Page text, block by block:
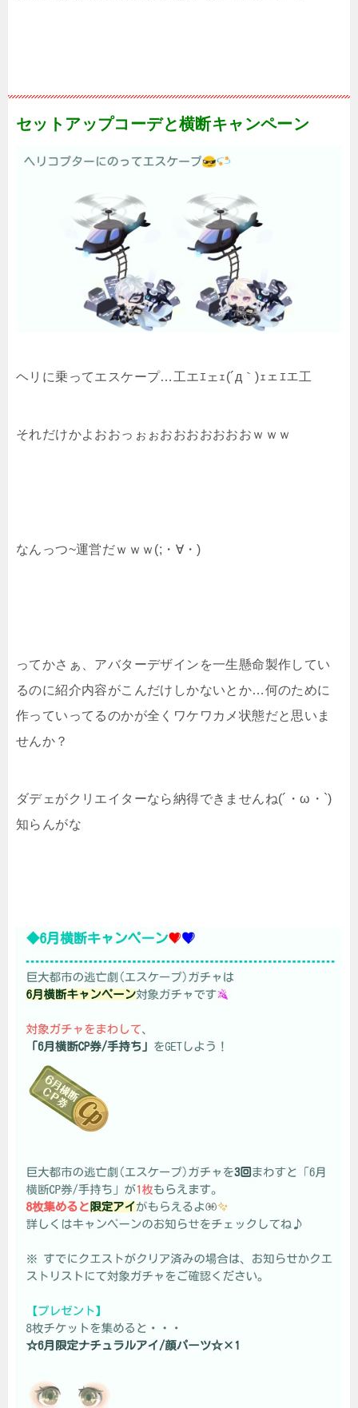
セットアップコーデと横断キャンペーン
ヘリに乗ってエスケープ…工エｴェｪ(´д｀)ｪェｴエ工
それだけかよおおっぉぉおおおおおおおｗｗｗ
なんっつ~運営だｗｗｗ(;・∀・)
ってかさぁ、アバターデザインを一生懸命製作してい
るのに紹介内容がこんだけしかないとか…何のために
作っていってるのかが全くワケワカメ状態だと思いま
せんか？
ダデェがクリエイターなら納得できませんね(´・ω・`)
知らんがな